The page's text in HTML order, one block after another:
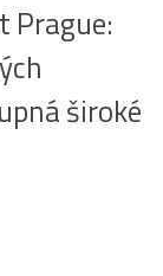
Prague:
široké